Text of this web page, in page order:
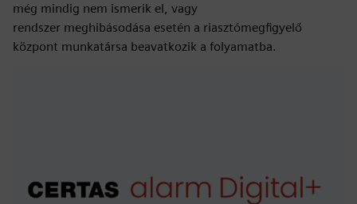
még mindig nem ismerik el, vagy
rendszer meghibásodása esetén a riasztómegfigyelő
központ munkatársa beavatkozik a folyamatba.